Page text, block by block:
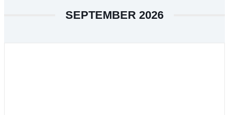
SEPTEMBER 2026